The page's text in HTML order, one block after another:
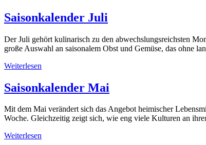
Saisonkalender Juli
Der Juli gehört kulinarisch zu den abwechslungsreichsten
große Auswahl an saisonalem Obst und Gemüse, das ohne
Weiterlesen
Saisonkalender Mai
Mit dem Mai verändert sich das Angebot heimischer
Woche. Gleichzeitig zeigt sich, wie eng viele Kulturen an
Weiterlesen